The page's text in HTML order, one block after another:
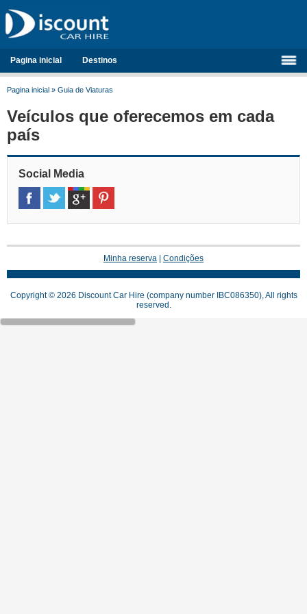
Pagina inicial Destinos
Pagina inicial » Guia de Viaturas
Veículos que oferecemos em cada
país
Social Media
Minha reserva Condições
Copyright © 2026 Discount Car Hire (company number IBC086350), All rights
reserved.